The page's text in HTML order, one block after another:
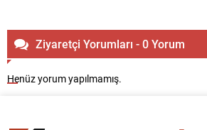
Ziyaretçi Yorumları - 0 Yorum
Henüz yorum yapılmamış.